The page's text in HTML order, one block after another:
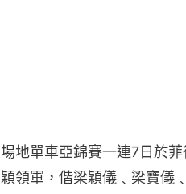
場地單車亞錦賽一連7日於
穎領軍，偕梁穎儀﹑梁寶儀